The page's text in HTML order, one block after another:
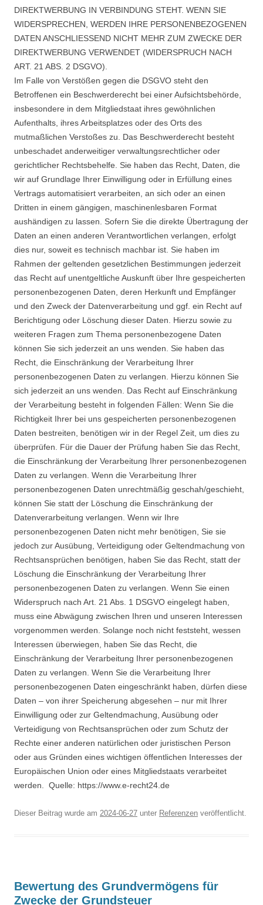
DIREKTWERBUNG IN VERBINDUNG STEHT. WENN SIE
WIDERSPRECHEN, WERDEN IHRE PERSONENBEZOGENEN
DATEN ANSCHLIESSEND NICHT MEHR ZUM ZWECKE DER
DIREKTWERBUNG VERWENDET (WIDERSPRUCH NACH
ART. 21 ABS. 2 DSGVO).
Im Falle von Verstößen gegen die DSGVO steht den
Betroffenen ein Beschwerderecht bei einer Aufsichtsbehörde,
insbesondere in dem Mitgliedstaat ihres gewöhnlichen
Aufenthalts, ihres Arbeitsplatzes oder des Orts des
mutmaßlichen Verstoßes zu. Das Beschwerderecht besteht
unbeschadet anderweitiger verwaltungsrechtlicher oder
gerichtlicher Rechtsbehelfe. Sie haben das Recht, Daten, die
wir auf Grundlage Ihrer Einwilligung oder in Erfüllung eines
Vertrags automatisiert verarbeiten, an sich oder an einen
Dritten in einem gängigen, maschinenlesbaren Format
aushändigen zu lassen. Sofern Sie die direkte Übertragung der
Daten an einen anderen Verantwortlichen verlangen, erfolgt
dies nur, soweit es technisch machbar ist. Sie haben im
Rahmen der geltenden gesetzlichen Bestimmungen jederzeit
das Recht auf unentgeltliche Auskunft über Ihre gespeicherten
personenbezogenen Daten, deren Herkunft und Empfänger
und den Zweck der Datenverarbeitung und ggf. ein Recht auf
Berichtigung oder Löschung dieser Daten. Hierzu sowie zu
weiteren Fragen zum Thema personenbezogene Daten
können Sie sich jederzeit an uns wenden. Sie haben das
Recht, die Einschränkung der Verarbeitung Ihrer
personenbezogenen Daten zu verlangen. Hierzu können Sie
sich jederzeit an uns wenden. Das Recht auf Einschränkung
der Verarbeitung besteht in folgenden Fällen: Wenn Sie die
Richtigkeit Ihrer bei uns gespeicherten personenbezogenen
Daten bestreiten, benötigen wir in der Regel Zeit, um dies zu
überprüfen. Für die Dauer der Prüfung haben Sie das Recht,
die Einschränkung der Verarbeitung Ihrer personenbezogenen
Daten zu verlangen. Wenn die Verarbeitung Ihrer
personenbezogenen Daten unrechtmäßig geschah/geschieht,
können Sie statt der Löschung die Einschränkung der
Datenverarbeitung verlangen. Wenn wir Ihre
personenbezogenen Daten nicht mehr benötigen, Sie sie
jedoch zur Ausübung, Verteidigung oder Geltendmachung von
Rechtsansprüchen benötigen, haben Sie das Recht, statt der
Löschung die Einschränkung der Verarbeitung Ihrer
personenbezogenen Daten zu verlangen. Wenn Sie einen
Widerspruch nach Art. 21 Abs. 1 DSGVO eingelegt haben,
muss eine Abwägung zwischen Ihren und unseren Interessen
vorgenommen werden. Solange noch nicht feststeht, wessen
Interessen überwiegen, haben Sie das Recht, die
Einschränkung der Verarbeitung Ihrer personenbezogenen
Daten zu verlangen. Wenn Sie die Verarbeitung Ihrer
personenbezogenen Daten eingeschränkt haben, dürfen diese
Daten – von ihrer Speicherung abgesehen – nur mit Ihrer
Einwilligung oder zur Geltendmachung, Ausübung oder
Verteidigung von Rechtsansprüchen oder zum Schutz der
Rechte einer anderen natürlichen oder juristischen Person
oder aus Gründen eines wichtigen öffentlichen Interesses der
Europäischen Union oder eines Mitgliedstaats verarbeitet
werden. Quelle: https://www.e-recht24.de
Dieser Beitrag wurde am 2024-06-27 unter Referenzen veröffentlicht.
Bewertung des Grundvermögens für
Zwecke der Grundsteuer